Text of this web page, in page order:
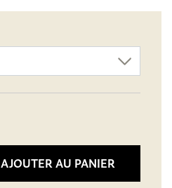
AJOUTER AU PANIER